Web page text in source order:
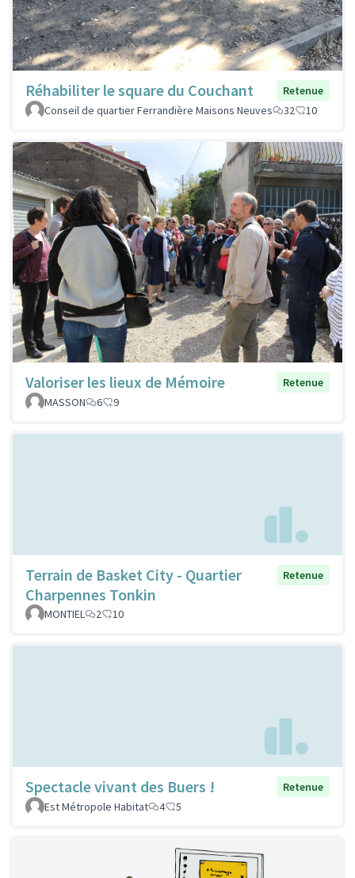
Réhabiliter le square du Couchant
Retenue
Conseil de quartier Ferrandière Maisons Neuves
32 10
Valoriser les lieux de Mémoire
Retenue
MASSON
6 9
Terrain de Basket City - Quartier
Charpennes Tonkin
Retenue
MONTIEL 2 10
Spectacle vivant des Buers !
Retenue
Est Métropole Habitat
4 5